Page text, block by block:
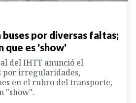
por diversas faltas;
que es 'show'
del IHTT anunció el
por irregularidades,
en el rubro del transporte,
"show".